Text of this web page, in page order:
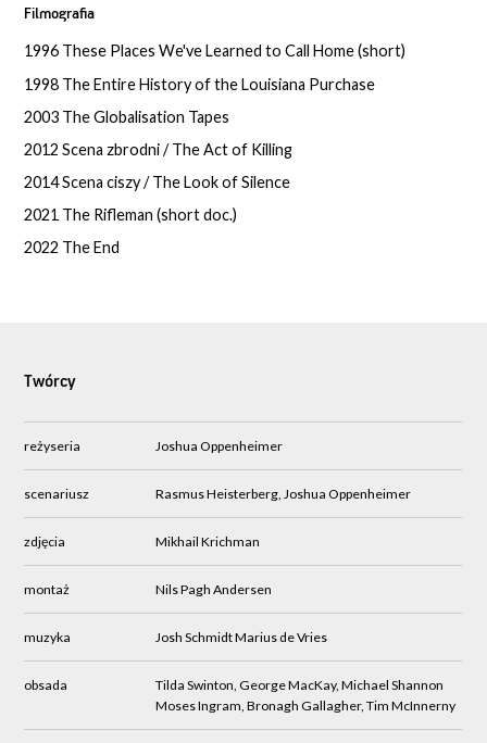
Filmografia
1996 These Places We've Learned to Call Home (short)
1998 The Entire History of the Louisiana Purchase
2003 The Globalisation Tapes
2012 Scena zbrodni / The Act of Killing
2014 Scena ciszy / The Look of Silence
2021 The Rifleman (short doc.)
2022 The End
Twórcy
reżyseria Joshua Oppenheimer
scenariusz Rasmus Heisterberg, Joshua Oppenheimer
zdjęcia Mikhail Krichman
montaż Nils Pagh Andersen
muzyka Josh Schmidt Marius de Vries
obsada
Tilda Swinton, George MacKay, Michael Shannon
Moses Ingram, Bronagh Gallagher, Tim McInnerny